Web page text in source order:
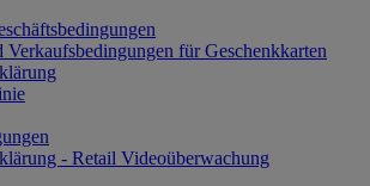
Verkaufsbedingungen für Geschenkkarten
- Retail Videoüberwachung